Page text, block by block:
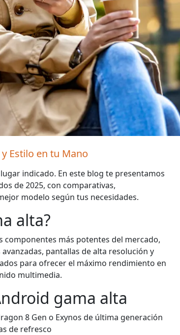
Estilo en tu Mano
indicado. En este blog te presentamos
de 2025, con comparativas,
modelo según tus necesidades.
alta?
componentes más potentes del mercado,
pantallas de alta resolución y
para ofrecer el máximo rendimiento en
multimedia.
gama alta
8 Gen o Exynos de última generación
de refresco